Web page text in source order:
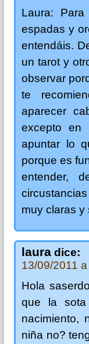
Laura:
espadas y
entendáis.
un tarot y
observar
te
aparecer
excepto
apuntar lo
porque es
entender,
muy claras y
laura dice:
13/09/2011
Hola
que la sota
nacimiento,
niña no?